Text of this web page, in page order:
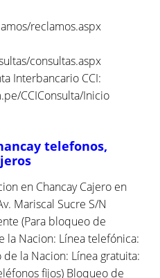
reclamos.aspx
consultas.aspx
Interbancario CCI:
CCIConsulta/Inicio
telefonos,
en Chancay Cajero en
Mariscal Sucre S/N
(Para bloqueo de
la Nacion: Línea telefónica:
la Nacion: Línea gratuita:
fijos) Bloqueo de